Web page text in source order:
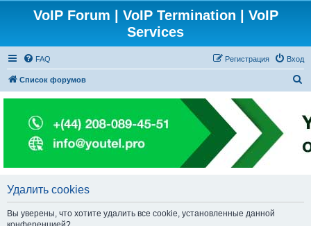
VoIP Forum | VoIP Termination | VoIP
Services
FAQ Вход
Регистрация
Список форумов
с
к
Удалить cookies
Вы уверены, что хотите удалить все cookie, установленные данной